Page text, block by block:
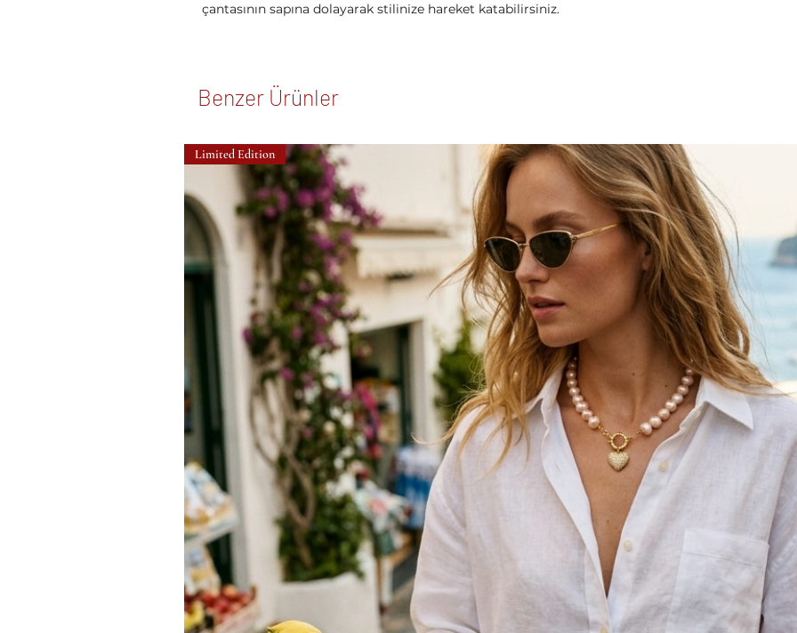
çantasının sapına dolayarak stilinize hareket katabilirsiniz.
Benzer Ürünler
Limited Edition